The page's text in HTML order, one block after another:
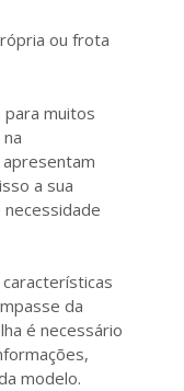
ou frota
muitos
a sua
da
é necessário
modelo.